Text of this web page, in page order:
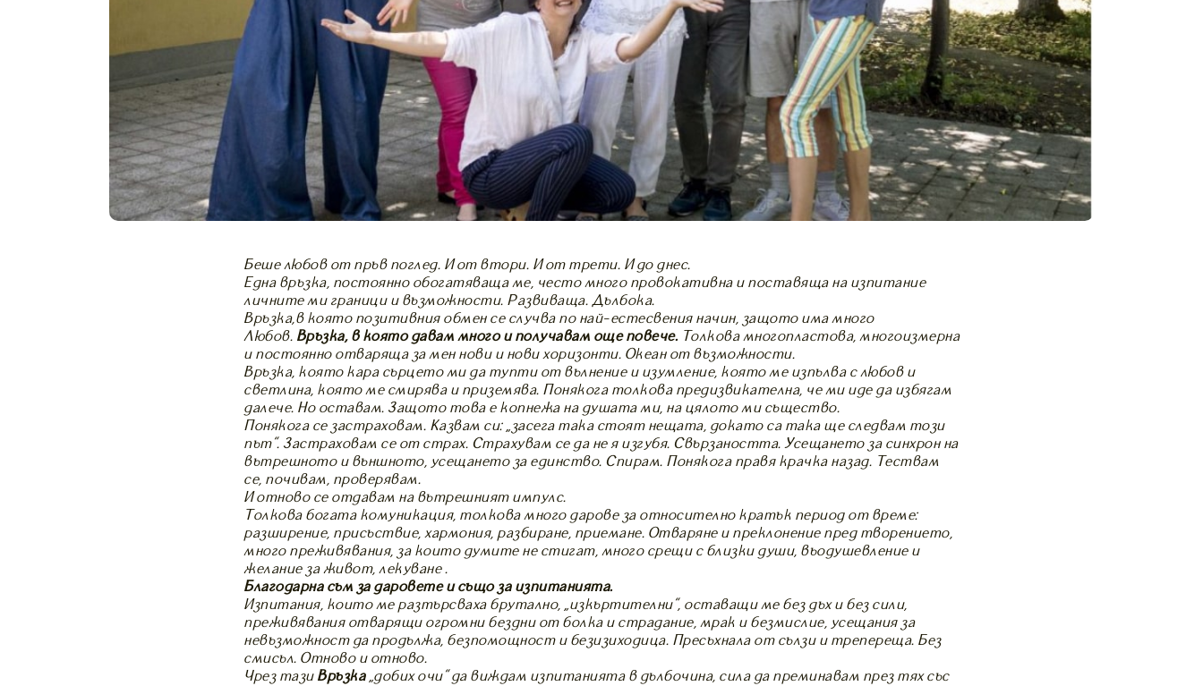
Беше любов от пръв поглед. И от втори. И от трети. И до днес.
Една връзка, постоянно обогатяваща ме, често много провокативна и поставяща на изпитание
личните ми граници и възможности. Развиваща. Дълбока.
Връзка,в която позитивния обмен се случва по най-естесвения начин, защото има много
Любов. Връзка, в която давам много и получавам още повече. Толкова многопластова, многоизмерна
и постоянно отваряща за мен нови и нови хоризонти. Океан от възможности.
Връзка, която кара сърцето ми да тупти от вълнение и изумление, която ме изпълва с любов и
светлина, която ме смирява и приземява. Понякога толкова предизвикателна, че ми иде да избягам
далече… Но оставам. Защото това е копнежа на душата ми, на цялото ми същество.
Понякога се застраховам. Казвам си: „засега така стоят нещата, докато са така ще следвам този
път”. Застраховам се от страх. Страхувам се да не я изгубя. Свързаността. Усещането за синхрон на
вътрешното и външното, усещането за единство. Спирам. Понякога правя крачка назад. Тествам
се, почивам, проверявам…
И отново се отдавам на вътрешният импулс.
Толкова богата комуникация, толкова много дарове за относително кратък период от време:
разширение, присъствие, хармония, разбиране, приемане. Отваряне и преклонение пред творението,
много преживявания, за които думите не стигат, много срещи с близки души, въодушевление и
желание за живот, лекуване …
Благодарна съм за даровете и също за изпитанията.
Изпитания, които ме разтърсваха брутално, „изкъртителни”, оставащи ме без дъх и без сили,
преживявания отварящи огромни бездни от болка и страдание, мрак и безмислие, усещания за
невъзможност да продължа, безпомощност и безизиходица. Пресъхнала от сълзи и трепереща. Без
смисъл. Отново и отново.
Чрез тази Връзка„добих очи” да виждам изпитанията в дълбочина, сила да преминавам през тях със